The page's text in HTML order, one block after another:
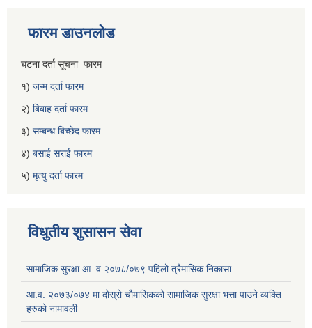
फारम डाउनलोड
घटना दर्ता सूचना फारम
१) जन्म दर्ता फारम
२) बिबाह दर्ता फारम
३) सम्बन्ध बिच्छेद फारम
४) बसाई सराई फारम
५) मृत्यु दर्ता फारम
विधुतीय शुसासन सेवा
सामाजिक सुरक्षा आ .व २०७८/०७९ पहिलो त्रैमासिक निकासा
आ.व. २०७३/०७४ मा दोस्रो चौमासिकको सामाजिक सुरक्षा भत्ता पाउने व्यक्ति
हरुको नामावली